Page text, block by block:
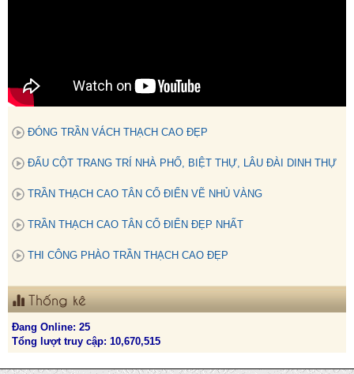
ĐÓNG TRẦN VÁCH THẠCH CAO ĐẸP
ĐẤU CỘT TRANG TRÍ NHÀ PHỐ, BIỆT THỰ, LÂU ĐÀI DINH THỰ
TRẦN THẠCH CAO TÂN CỔ ĐIỂN VẼ NHỦ VÀNG
TRẦN THẠCH CAO TÂN CỔ ĐIỂN ĐẸP NHẤT
THI CÔNG PHÀO TRẦN THẠCH CAO ĐẸP
Thống kê
Đang Online: 25
Tổng lượt truy cập: 10,670,515